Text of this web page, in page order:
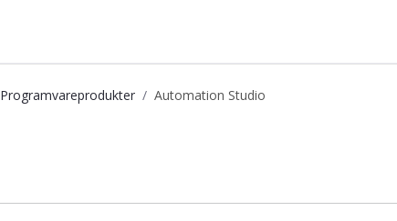
Programvareprodukter Automation Studio